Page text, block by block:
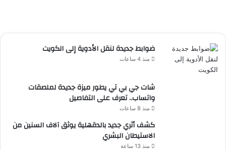
ضوابط جديدة لنقل الأدوية إلى الكويت
منذ 4 ساعات
شات جي بي تي يطور ميزة جديدة لملصقات
واتساب.. تعرف على التفاصيل
منذ 8 ساعات
كشف أثري جديد بالدقهلية يوثق آلاف السنين من
الاستيطان البشري
منذ 13 ساعة